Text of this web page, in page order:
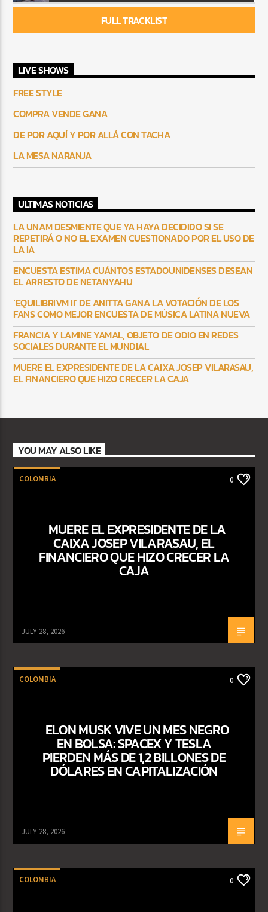
FULL TRACKLIST
LIVE SHOWS
FREE STYLE
COMPRA VENDE GANA
DE POR AQUÍ Y POR ALLÁ CON TACHA
LA MESA NARANJA
ULTIMAS NOTICIAS
LA UNAM DESMIENTE QUE YA HAYA DECIDIDO SI SE
REPETIRÁ O NO EL EXAMEN CUESTIONADO POR EL USO DE
LA IA
ENCUESTA ESTIMA CUÁNTOS ESTADOUNIDENSES DESEAN
EL ARRESTO DE NETANYAHU
‘EQUILIBRIVM II’ DE ANITTA GANA LA VOTACIÓN DE LOS
FANS COMO MEJOR ENCUESTA DE MÚSICA LATINA NUEVA
FRANCIA Y LAMINE YAMAL, OBJETO DE ODIO EN REDES
SOCIALES DURANTE EL MUNDIAL
MUERE EL EXPRESIDENTE DE LA CAIXA JOSEP VILARASAU,
EL FINANCIERO QUE HIZO CRECER LA CAJA
YOU MAY ALSO LIKE
COLOMBIA 0
MUERE EL EXPRESIDENTE DE LA
CAIXA JOSEP VILARASAU, EL
FINANCIERO QUE HIZO CRECER LA
CAJA
JULY 28, 2026
COLOMBIA 0
ELON MUSK VIVE UN MES NEGRO
EN BOLSA: SPACEX Y TESLA
PIERDEN MÁS DE 1,2 BILLONES DE
DÓLARES EN CAPITALIZACIÓN
JULY 28, 2026
COLOMBIA 0